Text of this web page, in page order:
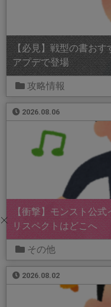
【必見】戦型の書おす
アプデで登場
攻略情報
2026.08.06
【衝撃】モンスト公
リスペクトはどこへ
その他
2026.08.02